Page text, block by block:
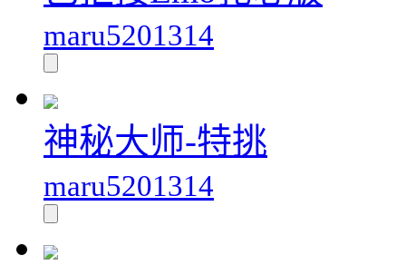
maru5201314
神秘大师-特挑
maru5201314